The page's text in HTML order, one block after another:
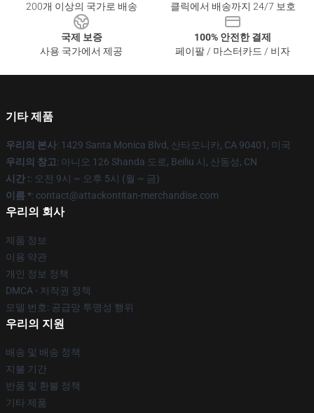
200개 이상의 국가로 배송
클릭에서 배송까지 24/7 보호
국제 보증
사용 국가에서 제공
100% 안전한 결제
페이팔 / 마스터카드 / 비자
기타 제품
우리의 본사: 1429 Santa Monica Blvd, 산타모니카, CA 90401, 미국
우리의 창고: 아니오 126 Shanda 도로, Beiliu 시, 산동성, CN
시간 :: 오전 9시 ~ 오후 5시 (월 ~ 금)
이름 *: contact@attackontitan-merchandise.com
우리의 회사
제품 정보
이용 약관
개인 정보 정책
DMCA - 저작권 정책
모델 번호: 공급망 투명성 행위
우리의 지원
배송 및 배송 정책
지불 기간
반품 및 환불 정책
기타 제품